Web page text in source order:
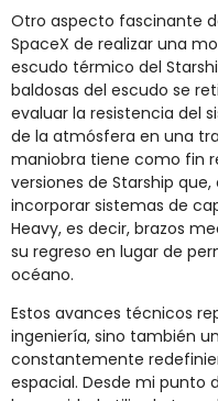
Otro aspecto fascinante
SpaceX de realizar una
escudo térmico del
baldosas del escudo se
evaluar la resistencia del
de la atmósfera en una
maniobra tiene como fin
versiones de Starship
incorporar sistemas de
Heavy, es decir, brazos
su regreso en lugar de
océano.
Estos avances técnicos
ingeniería, sino también
constantemente
espacial. Desde mi punto